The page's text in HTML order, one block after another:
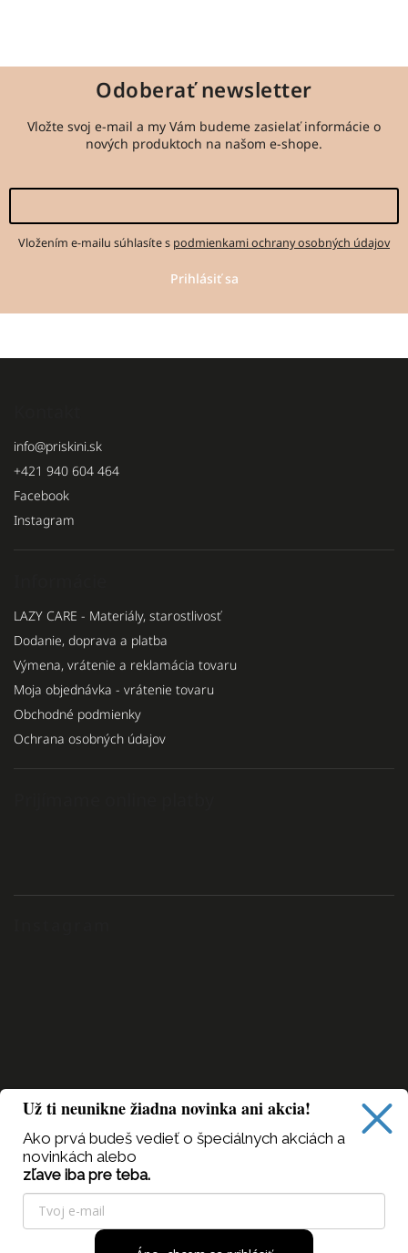
Odoberať newsletter
Vložte svoj e-mail a my Vám budeme zasielať informácie o
nových produktoch na našom e-shope.
Vložením e-mailu súhlasíte s podmienkami ochrany osobných údajov
Prihlásiť sa
Sledovať na Instagrame
info@priskini.sk
+421 940 604 464
Facebook
Instagram
LAZY CARE - Materiály, starostlivosť
Dodanie, doprava a platba
Výmena, vrátenie a reklamácia tovaru
Moja objednávka - vrátenie tovaru
Obchodné podmienky
Ochrana osobných údajov
Už ti neunikne žiadna novinka ani akcia!
Ako prvá budeš vedieť o špeciálnych akciách a
novinkách alebo
zľave iba pre teba.